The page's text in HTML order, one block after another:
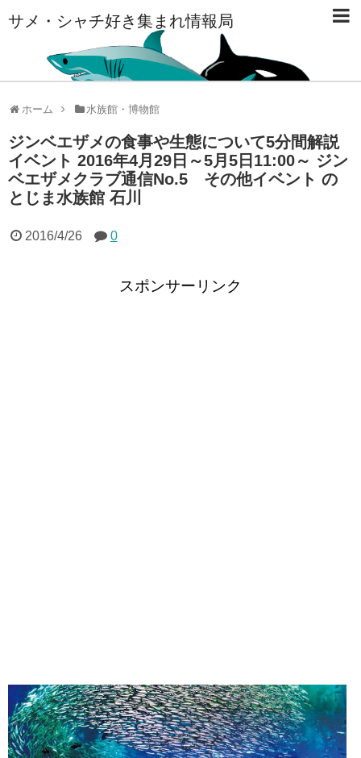
サメ・シャチ好き集まれ情報局
ホーム 水族館・博物館
ジンベエザメの食事や生態について5分間解説
イベント 2016年4月29日～5月5日11:00～ ジン
ベエザメクラブ通信No.5 その他イベント の
とじま水族館 石川
2016/4/26 0
スポンサーリンク